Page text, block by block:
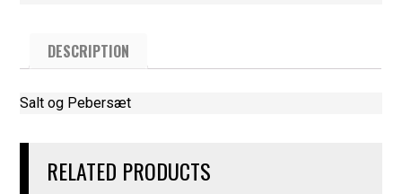
DESCRIPTION
Salt og Pebersæt
RELATED PRODUCTS